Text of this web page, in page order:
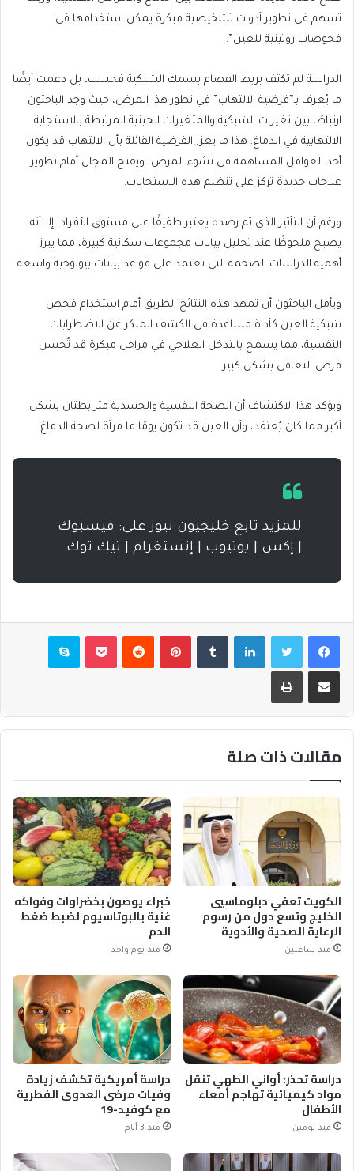
تسهم في تطوير أدوات تشخيصية مبكرة يمكن استخدامها في
فحوصات روتينية للعين”.
الدراسة لم تكتف بربط الفصام بسمك الشبكية فحسب، بل دعمت أيضًا
ما يُعرف بـ”فرضية الالتهاب” في تطور هذا المرض، حيث وجد الباحثون
ارتباطًا بين تغيرات الشبكية والمتغيرات الجينية المرتبطة بالاستجابة
الالتهابية في الدماغ. هذا ما يعزز الفرضية القائلة بأن الالتهاب قد يكون
أحد العوامل المساهمة في نشوء المرض، ويفتح المجال أمام تطوير
علاجات جديدة تركز على تنظيم هذه الاستجابات.
ورغم أن التأثير الذي تم رصده يعتبر طفيفًا على مستوى الأفراد، إلا أنه
يصبح ملحوظًا عند تحليل بيانات مجموعات سكانية كبيرة، مما يبرز
أهمية الدراسات الضخمة التي تعتمد على قواعد بيانات بيولوجية واسعة.
ويأمل الباحثون أن تمهد هذه النتائج الطريق أمام استخدام فحص
شبكية العين كأداة مساعدة في الكشف المبكر عن الاضطرابات
النفسية، مما يسمح بالتدخل العلاجي في مراحل مبكرة قد تُحسن
فرص التعافي بشكل كبير.
ويؤكد هذا الاكتشاف أن الصحة النفسية والجسدية مترابطتان بشكل
أكبر مما كان يُعتقد، وأن العين قد تكون يومًا ما مرآة لصحة الدماغ.
للمزيد تابع خليجيون نيوز على: فيسبوك
| إكس | يوتيوب | إنستغرام | تيك توك
فيسبوكتويتر لينكدإن بينتيريست بوكيت سكايب
مشاركة عبر البريد طباعة
مقالات ذات صلة
الكويت تعفي دبلوماسيي
الخليج وتسع دول من رسوم
الرعاية الصحية والأدوية
منذ ساعتين
خبراء يوصون بخضراوات وفواكه
غنية بالبوتاسيوم لضبط ضغط
الدم
منذ يوم واحد
دراسة تحذر: أواني الطهي تنقل
مواد كيميائية تهاجم أمعاء
الأطفال
منذ يومين
دراسة أمريكية تكشف زيادة
وفيات مرضى العدوى الفطرية
مع كوفيد-19
منذ 3 أيام